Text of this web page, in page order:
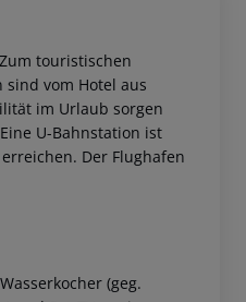
touristischen
sind vom Hotel aus
im Urlaub sorgen
U-Bahnstation ist
Der Flughafen
(geg.